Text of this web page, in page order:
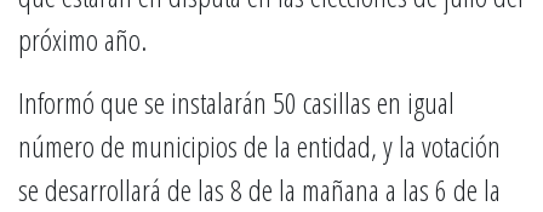
próximo año.
Informó que se instalarán 50 casillas en igual
número de municipios de la entidad, y la votación
se desarrollará de las 8 de la mañana a las 6 de la